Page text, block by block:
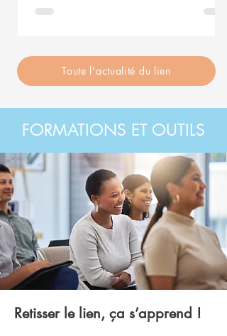
Toute l'actualité du lien
FORMATIONS ET OUTILS
Retisser le lien, ça s’apprend !